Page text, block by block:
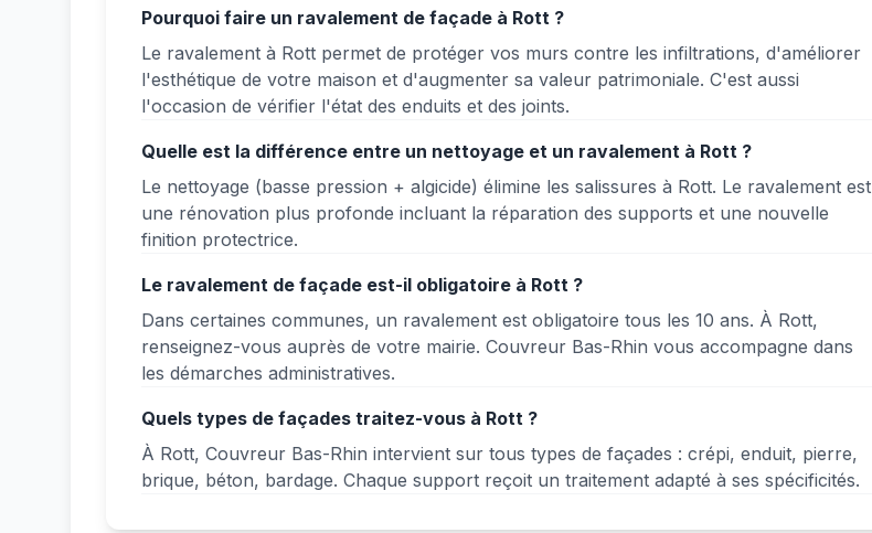
Pourquoi faire un ravalement de façade à Rott ?
Le ravalement à Rott permet de protéger vos murs contre les infiltrations, d'améliorer
l'esthétique de votre maison et d'augmenter sa valeur patrimoniale. C'est aussi
l'occasion de vérifier l'état des enduits et des joints.
Quelle est la différence entre un nettoyage et un ravalement à Rott ?
Le nettoyage (basse pression + algicide) élimine les salissures à Rott. Le ravalement est
une rénovation plus profonde incluant la réparation des supports et une nouvelle
finition protectrice.
Le ravalement de façade est-il obligatoire à Rott ?
Dans certaines communes, un ravalement est obligatoire tous les 10 ans. À Rott,
renseignez-vous auprès de votre mairie. Couvreur Bas-Rhin vous accompagne dans
les démarches administratives.
Quels types de façades traitez-vous à Rott ?
À Rott, Couvreur Bas-Rhin intervient sur tous types de façades : crépi, enduit, pierre,
brique, béton, bardage. Chaque support reçoit un traitement adapté à ses spécificités.